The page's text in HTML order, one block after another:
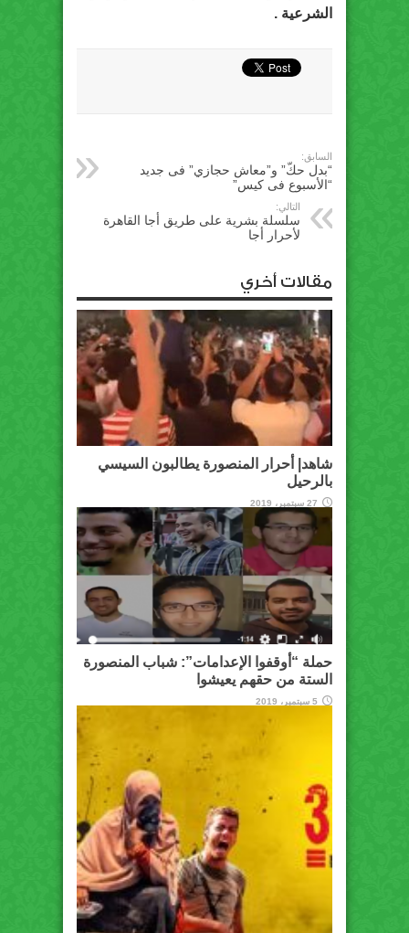
الشرعية .
السابق:
“بدل حكّ” و”معاش حجازي” فى جديد
“الأسبوع فى كيس”
التالي:
سلسلة بشرية على طريق أجا القاهرة
لأحرار أجا
مقالات أخري
شاهد| أحرار المنصورة يطالبون السيسي
بالرحيل
27 سبتمبر، 2019
حملة “أوقفوا الإعدامات”: شباب المنصورة
الستة من حقهم يعيشوا
5 سبتمبر، 2019